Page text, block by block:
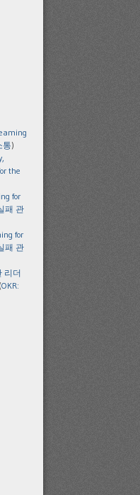
통)
the
for
패 관
for
패 관
리더
(OKR: